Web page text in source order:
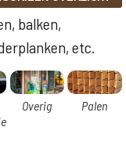
balken,
etc.
Overig Palen